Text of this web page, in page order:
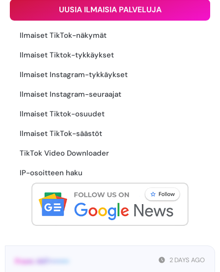
UUSIA ILMAISIA PALVELUJA
Ilmaiset TikTok-näkymät
Ilmaiset Tiktok-tykkäykset
Ilmaiset Instagram-tykkäykset
Ilmaiset Instagram-seuraajat
Ilmaiset Tiktok-osuudet
Ilmaiset TikTok-säästöt
TikTok Video Downloader
IP-osoitteen haku
2 DAYS AGO
From: 447••••••••